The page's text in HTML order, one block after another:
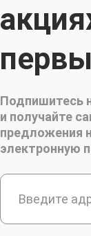
Подпишитесь
и получайте
предложения
электронную